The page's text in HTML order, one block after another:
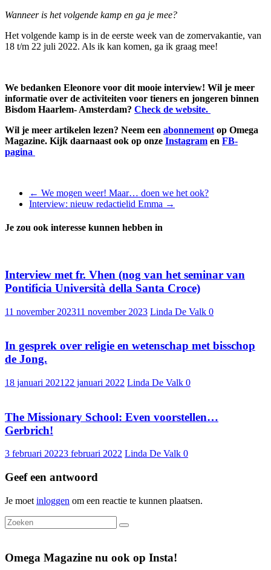
Wanneer is het volgende kamp en ga je mee?
Het volgende kamp is in de eerste week van de zomervakantie, van
18 t/m 22 juli 2022. Als ik kan komen, ga ik graag mee!
We bedanken Eleonore voor dit mooie interview! Wil je meer
informatie over de activiteiten voor tieners en jongeren binnen
Bisdom Haarlem- Amsterdam? Check de website.
Wil je meer artikelen lezen? Neem een abonnement op Omega
Magazine. Kijk daarnaast ook op onze Instagram en FB-
pagina
← We mogen weer! Maar… doen we het ook?
Interview: nieuw redactielid Emma →
Je zou ook interesse kunnen hebben in
Interview met fr. Vhen (nog van het seminar van
Pontificia Università della Santa Croce)
11 november 202311 november 2023 Linda De Valk 0
In gesprek over religie en wetenschap met bisschop
de Jong.
18 januari 2021 22 januari 2022 Linda De Valk 0
The Missionary School: Even voorstellen…
Gerbrich!
3 februari 20223 februari 2022 Linda De Valk 0
Geef een antwoord
Je moet inloggen om een reactie te kunnen plaatsen.
Omega Magazine nu ook op Insta!